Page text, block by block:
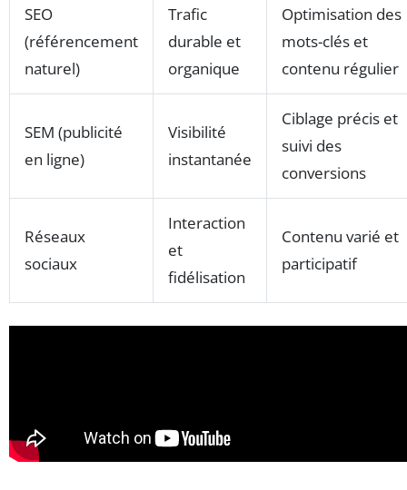
SEO
(référencement
naturel)
Trafic
durable et
organique
Optimisation des
mots-clés et
contenu régulier
SEM (publicité
en ligne)
Visibilité
instantanée
Ciblage précis et
suivi des
conversions
Réseaux
sociaux
Interaction
et
fidélisation
Contenu varié et
participatif